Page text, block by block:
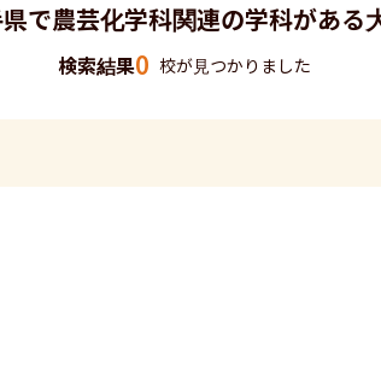
で農芸化学科関連の学科がある
検索結果0 校が見つかりました